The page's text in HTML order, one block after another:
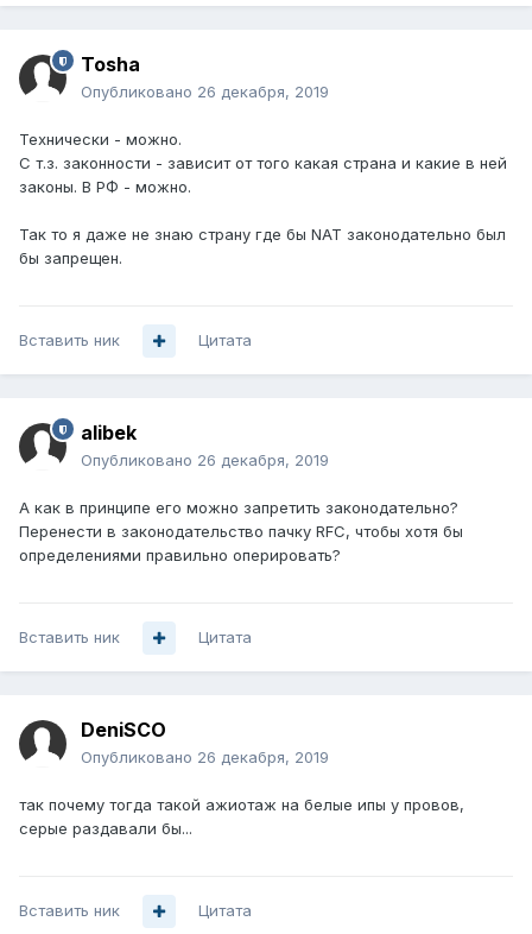
Tosha
Опубликовано 26 декабря, 2019
Технически - можно.
С т.з. законности - зависит от того какая страна и какие в ней
законы. В РФ - можно.
Так то я даже не знаю страну где бы NAT законодательно был
бы запрещен.
Вставить ник Цитата
alibek
Опубликовано 26 декабря, 2019
А как в принципе его можно запретить законодательно?
Перенести в законодательство пачку RFC, чтобы хотя бы
определениями правильно оперировать?
Вставить ник Цитата
DeniSCO
Опубликовано 26 декабря, 2019
так почему тогда такой ажиотаж на белые ипы у провов,
серые раздавали бы...
Вставить ник Цитата